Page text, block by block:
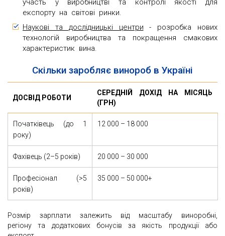
участь у виробництві та контролі якості для
експорту на світові ринки.
Наукові та дослідницькі центри - розробка нових
технологій виробництва та покращення смакових
характеристик вина.
Скільки заробляє винороб в Україні
ДОСВІД РОБОТИ
СЕРЕДНІЙ ДОХІД НА МІСЯЦЬ
(ГРН)
Початківець (до 1
року)
12 000 – 18 000
Фахівець (2–5 років) 20 000 – 30 000
Професіонал (>5
років)
35 000 – 50 000+
Розмір зарплати залежить від масштабу виноробні,
регіону та додаткових бонусів за якість продукції або